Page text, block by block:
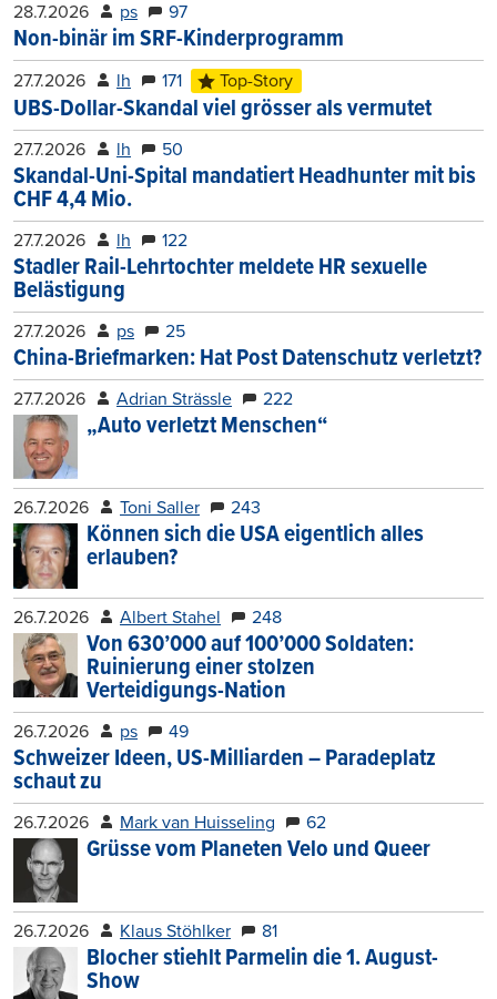
28.7.2026 ps 97
Non-binär im SRF-Kinderprogramm
27.7.2026 lh 171 Top-Story
UBS-Dollar-Skandal viel grösser als vermutet
27.7.2026 lh 50
Skandal-Uni-Spital mandatiert Headhunter mit bis
CHF 4,4 Mio.
27.7.2026 lh 122
Stadler Rail-Lehrtochter meldete HR sexuelle
Belästigung
27.7.2026 ps 25
China-Briefmarken: Hat Post Datenschutz verletzt?
27.7.2026 Adrian Strässle 222
„Auto verletzt Menschen“
26.7.2026 Toni Saller 243
Können sich die USA eigentlich alles
erlauben?
26.7.2026 Albert Stahel 248
Von 630’000 auf 100’000 Soldaten:
Ruinierung einer stolzen
Verteidigungs-Nation
26.7.2026 ps 49
Schweizer Ideen, US-Milliarden – Paradeplatz
schaut zu
26.7.2026 Mark van Huisseling 62
Grüsse vom Planeten Velo und Queer
26.7.2026 Klaus Stöhlker 81
Blocher stiehlt Parmelin die 1. August-
Show